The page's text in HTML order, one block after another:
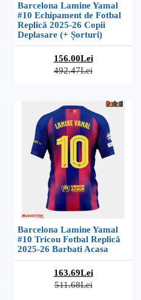
Barcelona Lamine Yamal
#10 Echipament de Fotbal
Replică 2025-26 Copii
Deplasare (+ Șorturi)
156.00Lei
492.47Lei
Barcelona Lamine Yamal
#10 Tricou Fotbal Replică
2025-26 Barbati Acasa
163.69Lei
511.68Lei